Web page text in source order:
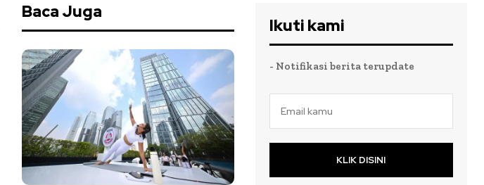
Baca Juga
Ikuti kami
- Notifikasi berita terupdate
KLIK DISINI